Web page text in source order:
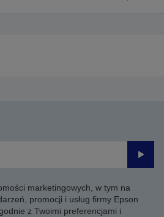
marketingowych, w tym na
promocji i usług firmy Epson
z Twoimi preferencjami i